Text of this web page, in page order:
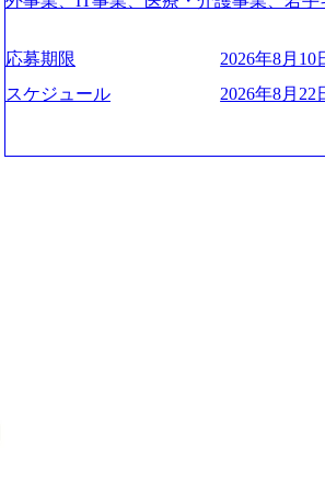
ジできる方 ・自らコンサル業界やクライアント動向を把握し、クライアントや自
社への提案などに積極的に関わることができる方 ・スケジューリ
け含む)など、ビジネスベーシックスキ
管理・推進を担う。会社経営の観点か
の統括責任者を担う。主に業界/テーマ
員 コンサルタントの総括責任者として
のリレーションを発展・拡大させるこ
ies/consulting/taisho-pharmaceutical)（ス
s://www.accenture.com/jp-ja/case-studies/
業省：事業者の申請手続きを電子化す
例を実現 (https://www.accenture.com/jp-ja/
network)（公共サービス） カルビー：
どの人員調達できる 独立資本経営をと
orage.googleapis.com/our-vision-
242d0de-3e54-4f03-b076-
ng-xiang-ke) 「働く人」「事業・サービ
リアルを取り上げています！ (https://
応募期限
2026年8月10
スケジュール
2026年8月22